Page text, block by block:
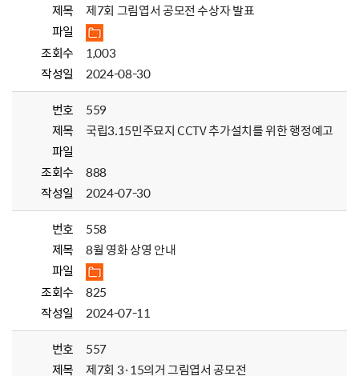
제목
제7회 그림엽서 공모전 수상자 발표
파일
조회수
1,003
작성일
2024-08-30
번호
559
제목
국립3.15민주묘지 CCTV 추가설치를 위한 행정예고
파일
조회수
888
작성일
2024-07-30
번호
558
제목
8월 영화 상영 안내
파일
조회수
825
작성일
2024-07-11
번호
557
제목
제7회 3·15의거 그림엽서 공모전